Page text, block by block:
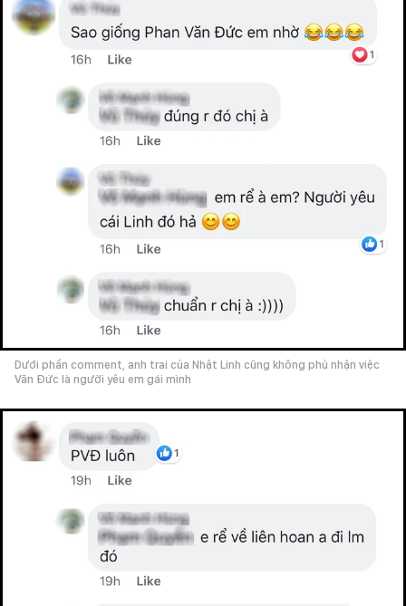
Dưới phần comment, anh trai của Nhật Linh cũng không phủ nhận việc
Văn Đức là người yêu em gái mình